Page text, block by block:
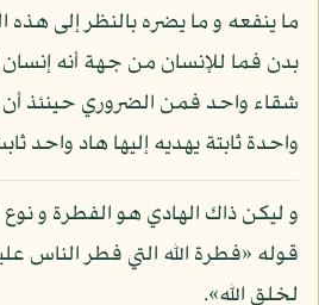
ما ينفعه و ما يضره بالنظر إلى هذه
بدن فما للإنسان من جهة أنه إنسان
شقاء واحد فمن الضروري حينئذ
واحدة ثابتة يهديه إليها هاد واحد
و ليكن ذاك الهادي هو الفطرة و
قوله «فطرة الله التي فطر الناس
لخلق الله».